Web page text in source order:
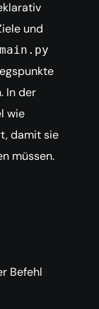
und
main.py
In der
wie
damit sie
müssen.
Befehl